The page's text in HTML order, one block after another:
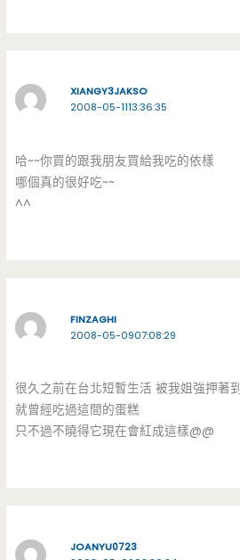
XIANGY3JAKSO
2008-05-1113:36:35
哈~~你買的跟我朋友買給我吃的依樣
哪個真的很好吃~~
^^
FINZAGHI
2008-05-0907:08:29
很久之前在台北短暫生活 被我姐強押著
就曾經吃過這間的蛋糕
只不過不曉得它現在會紅成這樣@@
JOANYU0723